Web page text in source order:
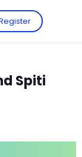
Spiti